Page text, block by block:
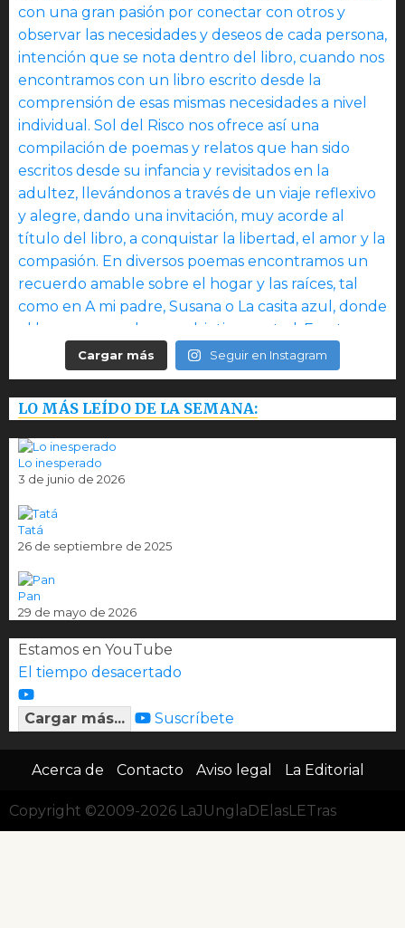
Cargar más Seguir en Instagram
LO MÁS LEÍDO DE LA SEMANA:
Lo inesperado
3 de junio de 2026
Tatá
26 de septiembre de 2025
Pan
29 de mayo de 2026
Estamos en YouTube
El tiempo desacertado
Cargar más... Suscríbete
Acerca de Contacto Aviso legal La Editorial
Copyright ©2009-2026 LaJUnglaDElasLETras